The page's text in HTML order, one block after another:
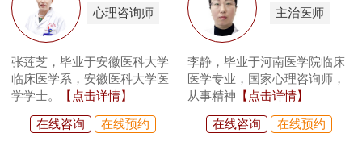
心理咨询师
张莲芝，毕业于安徽医科大学
临床医学系，安徽医科大学医
学学士。
【点击详情】
在线咨询 在线预约
主治医师
李静，毕业于河南医学院临床
医学专业，国家心理咨询师，
从事精神 【点击详情】
在线咨询 在线预约